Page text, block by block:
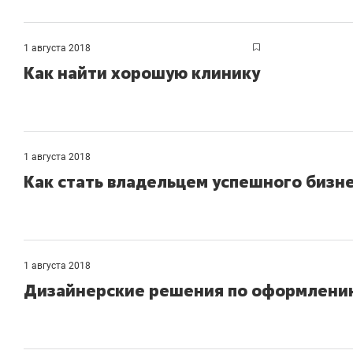
1 августа 2018
Как найти хорошую клинику
1 августа 2018
Как стать владельцем успешного
1 августа 2018
Дизайнерские решения по